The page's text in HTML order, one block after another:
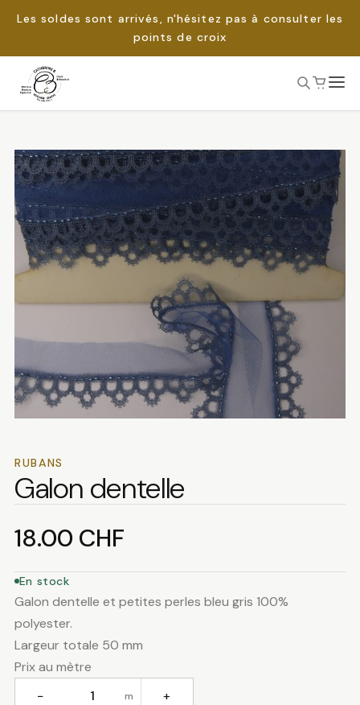
Les soldes sont arrivés, n'hésitez pas à consulter les
points de croix
Passer
RUBANS
Galon dentelle
18.00 CHF
En stock
Galon dentelle et petites perles bleu gris 100%
polyester.
Largeur totale 50 mm
Prix au mètre
− m +